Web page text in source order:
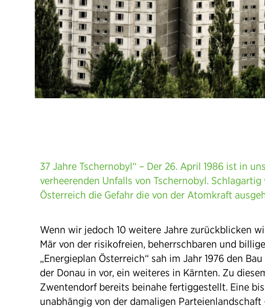
37 Jahre Tschernobyl“ – Der 26. April 1986 ist in
verheerenden Unfalls von Tschernobyl.
Österreich die Gefahr die von der Atomkraft
Wenn wir jedoch 10 weitere Jahre zurückblicken
Mär von der risikofreien, beherrschbaren und
„Energieplan Österreich“ sah im Jahr 1976 den
der Donau in vor, ein weiteres in Kärnten. Zu
Zwentendorf bereits beinahe fertiggestellt. Eine
unabhängig von der damaligen